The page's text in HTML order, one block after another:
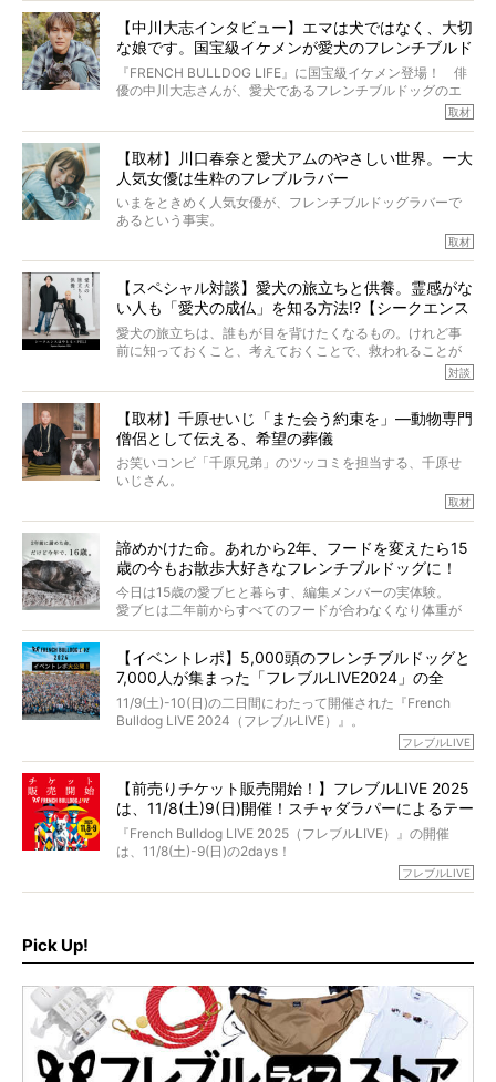
太郎のオーナーである佐藤さんご夫婦に、治療の選択やケ
アについて詳しくお話しをうかがいました。
り添いたいと思う。
その悲しみをいますぐ解消することはできないが、話をき
いて、泣いたり笑ったりするのもいいだろう。
こんな子だった、こんなにいい子だった、ほんとうに愛し
ていたと。
ぼくらは上沼恵美子さんのご自宅へ伺って、お話をきこう
と思った。
【中川大志インタビュー】エマは犬ではなく、大切
な娘です。国宝級イケメンが愛犬のフレンチブルド
ッグと一緒に登場
『FRENCH BULLDOG LIFE』に国宝級イケメン登場！ 俳
優の中川大志さんが、愛犬であるフレンチブルドッグのエ
マちゃん（2歳の女の子）にメロメロとの情報を聞きつけ、
カエピソードが次から次へと飛び出しました。
取材
【取材】川口春奈と愛犬アムのやさしい世界。ー大
人気女優は生粋のフレブルラバー
いまをときめく人気女優が、フレンチブルドッグラバーで
あるという事実。
とりを目の当たりにするほどに、そのフレンチブルドッグ
愛がわたしたちのそれとまったく同じであることに、なん
だかうれしくなってしまったのでした。
春奈さんとアムちゃんのすてきな暮らしを、BUHI編集長の
小西がいつくしみながら、切り取らせていただきます。
取材
【スペシャル対談】愛犬の旅立ちと供養。霊感がな
い人も「愛犬の成仏」を知る方法!?【シークエンス
はやとも×PELI】
愛犬の旅立ちは、誰もが目を背けたくなるもの。けれど事
前に知っておくこと、考えておくことで、救われることが
力をもつお笑い芸人「シークエンスはやとも」さんに、愛
犬の旅立ちや供養についてインタビュー。
インタビュアー兼対談相手は、大の犬好きで心霊分野の知
識にも長けているPELIさん。
「愛犬が旅立ったあと、ベッドやおもちゃはどうすればい
くれる？」
さらには、霊感がない人でも愛犬が成仏したことを知る方
法まで。
お笑い芸人だからこそ暗くなりすぎない、むしろ心がスッ
と軽くなる。
永久保存版のスペシャル対談です！
対談
【取材】千原せいじ「また会う約束を」―動物専門
僧侶として伝える、希望の葬儀
お笑いコンビ「千原兄弟」のツッコミを担当する、千原せ
いじさん。
た。
僧侶としての名は「靖賢（せいけん）」。
当時54歳という年齢にして、なぜ動物専門僧侶という道を
選んだのか。
また、愛犬の旅立ちとどのように向き合うべきなのか。
た。
取材
諦めかけた命。あれから2年、フードを変えたら15
歳の今もお散歩大好きなフレンチブルドッグに！
今日は15歳の愛ブヒと暮らす、編集メンバーの実体験。
愛ブヒは二年前からすべてのフードが合わなくなり体重が
激減。検査をしても異常はなく「年齢のせいですね…」と言
もう諦めるしかないのかな…そんなとき、我が家に届いたの
が「THE fu-do(ザ・フード)」の試食品でした。
そして「THE fu-do(ザ・フード)」を食べつづけて二年、愛
ブヒは15歳になり、今も元気にお散歩をしています。
今回は、二年前の絶望から今までを包み隠さず、時系列で
【イベントレポ】5,000頭のフレンチブルドッグと
7,000人が集まった「フレブルLIVE2024」の全
貌！
11/9(土)-10(日)の二日間にわたって開催された『French
Bulldog LIVE 2024（フレブルLIVE）』。
今年はのべ5,000頭のフレンチブルドッグと7,000人のフレ
day1の司会はフレブルラバーのロッチさん。day2の音楽フ
ェスには世代ど真ん中のPUFFYが出演するなど、例年以上
に豪華なラインナップ。
北は北海道、南は鹿児島県から。全国のフレンチブルドッ
グが一堂に会した「フレブルLIVE2024」の模様を、詳しく
フレブルLIVE
【前売りチケット販売開始！】フレブルLIVE 2025
は、11/8(土)9(日)開催！スチャダラパーによるテー
マソング制作も決定
『French Bulldog LIVE 2025（フレブルLIVE）』の開催
は、11/8(土)-9(日)の2days！
お得な前売りチケット、いよいよ販売スタートです！
ど、内容盛りだくさんでお送りしていますので、最後まで
お見逃しなく！
フレブルLIVE
Pick Up!